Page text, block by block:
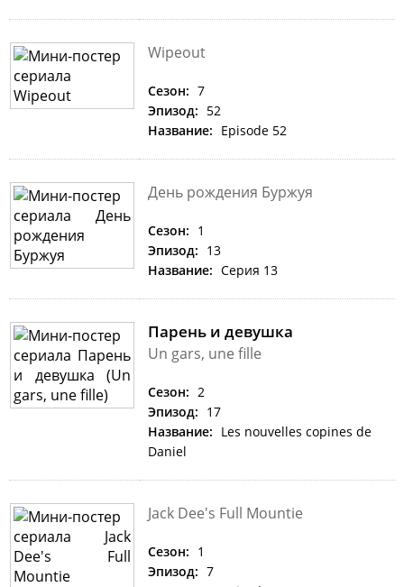
Wipeout
Сезон: 7
Эпизод: 52
Название: Episode 52
День рождения Буржуя
Сезон: 1
Эпизод: 13
Название: Серия 13
Парень и девушка
Un gars, une fille
Сезон: 2
Эпизод: 17
Название: Les nouvelles copines de
Daniel
Jack Dee's Full Mountie
Сезон: 1
Эпизод: 7